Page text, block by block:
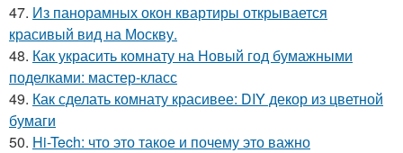
47. Из панорамных окон квартиры открывается
красивый вид на Москву.
48. Как украсить комнату на Новый год бумажными
поделками: мастер-класс
49. Как сделать комнату красивее: DIY декор из цветной
бумаги
50. Hi-Tech: что это такое и почему это важно